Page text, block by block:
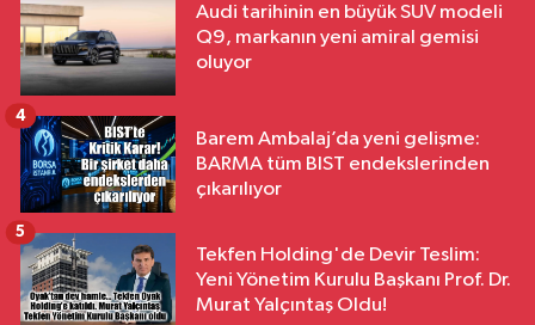
Audi tarihinin en büyük SUV modeli
Q9, markanın yeni amiral gemisi
oluyor
Barem Ambalaj’da yeni gelişme:
BARMA tüm BIST endekslerinden
çıkarılıyor
4
Tekfen Holding'de Devir Teslim:
Yeni Yönetim Kurulu Başkanı Prof. Dr.
Murat Yalçıntaş Oldu!
5